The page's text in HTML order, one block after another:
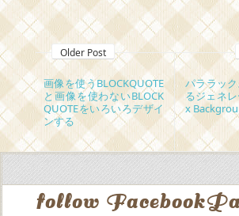
Older Post
パララッ
るジェネ
x
画像を使うBLOCKQUOTE
と画像を使わないBLOCK
QUOTEをいろいろデザイ
ンする
follow